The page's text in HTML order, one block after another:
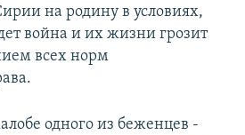
на родину в условиях,
война и их жизни грозит
всех норм
одного из беженцев -